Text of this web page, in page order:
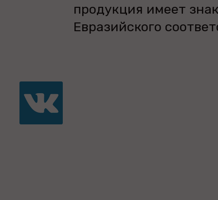
продукция имеет
Евразийского